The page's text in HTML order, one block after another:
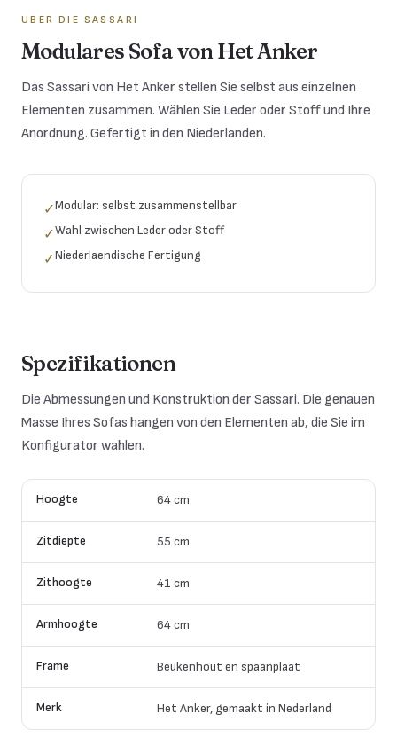
UBER DIE SASSARI
Modulares Sofa von Het Anker
Das Sassari von Het Anker stellen Sie selbst aus einzelnen
Elementen zusammen. Wählen Sie Leder oder Stoff und Ihre
Anordnung. Gefertigt in den Niederlanden.
✓Modular: selbst zusammenstellbar
✓Wahl zwischen Leder oder Stoff
✓Niederlaendische Fertigung
Spezifikationen
Die Abmessungen und Konstruktion der Sassari. Die genauen
Masse Ihres Sofas hangen von den Elementen ab, die Sie im
Konfigurator wahlen.
Hoogte 64 cm
Zitdiepte 55 cm
Zithoogte 41 cm
Armhoogte 64 cm
Frame Beukenhout en spaanplaat
Merk Het Anker, gemaakt in Nederland